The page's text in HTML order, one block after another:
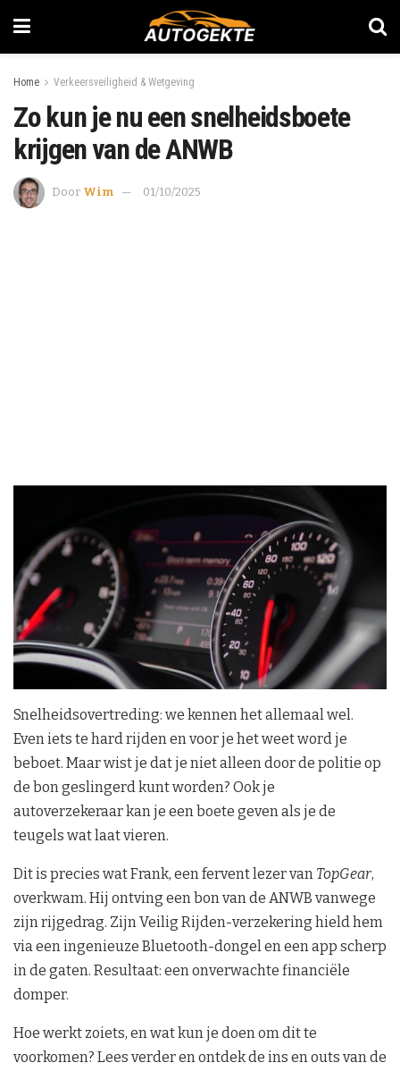
Home Verkeersveiligheid & Wetgeving
Zo kun je nu een snelheidsboete
krijgen van de ANWB
Door Wim 01/10/2025
Snelheidsovertreding: we kennen het allemaal wel.
Even iets te hard rijden en voor je het weet word je
beboet. Maar wist je dat je niet alleen door de politie op
de bon geslingerd kunt worden? Ook je
autoverzekeraar kan je een boete geven als je de
teugels wat laat vieren.
Dit is precies wat Frank, een fervent lezer van TopGear,
overkwam. Hij ontving een bon van de ANWB vanwege
zijn rijgedrag. Zijn Veilig Rijden-verzekering hield hem
via een ingenieuze Bluetooth-dongel en een app scherp
in de gaten. Resultaat: een onverwachte financiële
domper.
Hoe werkt zoiets, en wat kun je doen om dit te
voorkomen? Lees verder en ontdek de ins en outs van de